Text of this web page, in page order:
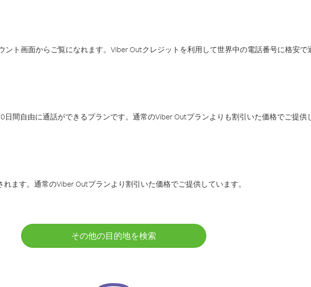
ント画面からご覧になれます。Viber Outクレジットを利用して世界中の電話番号に格安で
間自由に通話ができるプランです。通常のViber Outプランよりも割引いた価格でご提供
ます。通常のViber Outプランより割引いた価格でご提供しています。
その他の目的地を検索